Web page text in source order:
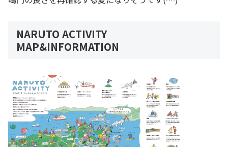
NARUTO ACTIVITY
MAP&INFORMATION